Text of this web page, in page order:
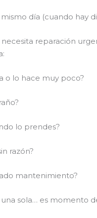
día (cuando hay
reparación
o lo hace muy poco?
lo prendes?
razón?
mantenimiento?
una sola… es momento